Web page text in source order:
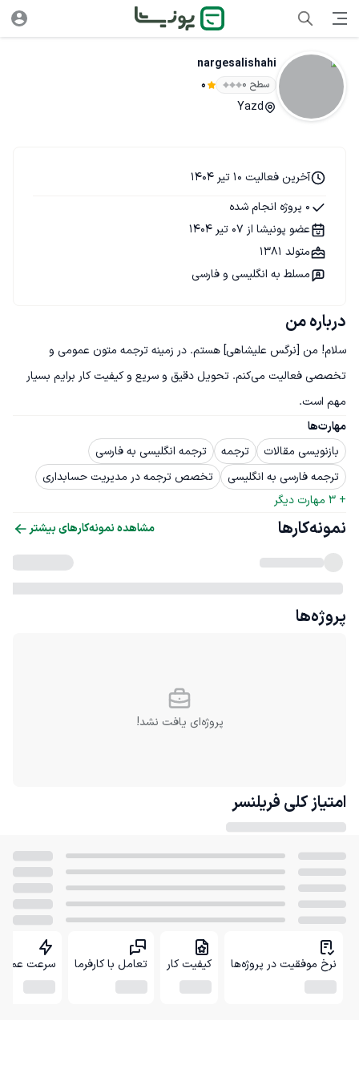
nargesalishahi
سطح ۰ 0
Yazd
درباره من
سلام! من [نرگس علیشاهی] هستم. در زمینه ترجمه متون عمومی و
تخصصی فعالیت می‌کنم. تحویل دقیق و سریع و کیفیت کار برایم بسیار
مهم است.
مهارت‌ها
بازنویسی مقالات
ترجمه
ترجمه انگلیسی به فارسی
ترجمه فارسی به انگلیسی
تخصص ترجمه در مدیریت حسابداری
+
3 مهارت دیگر
آخرین فعالیت 10 تیر 1404
0 پروژه انجام شده
عضو پونیشا از 07 تیر 1404
متولد 1381
مسلط به انگلیسی و فارسی
نمونه‌کارها مشاهده نمونه‌کارهای بیشتر
پروژه‌ها
پروژه‌ای یافت نشد!
امتیاز کلی فریلنسر
نرخ موفقیت در پروژه‌ها کیفیت کار تعامل با کارفرما سرعت عمل